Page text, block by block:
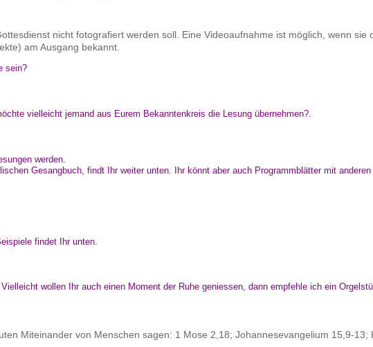
nicht fotografiert werden soll. Eine Videoaufnahme ist möglich, wenn
am Ausgang bekannt.
sein?
vielleicht jemand aus Eurem Bekanntenkreis die Lesung übernehmen?.
werden.
Gesangbuch, findt Ihr weiter unten. Ihr könnt aber auch Programmblätter mit anderen
findet Ihr unten.
wollen Ihr auch einen Moment der Ruhe geniessen, dann empfehle ich ein
Miteinander von Menschen sagen: 1 Mose 2,18; Johannesevangelium 15,9-13;